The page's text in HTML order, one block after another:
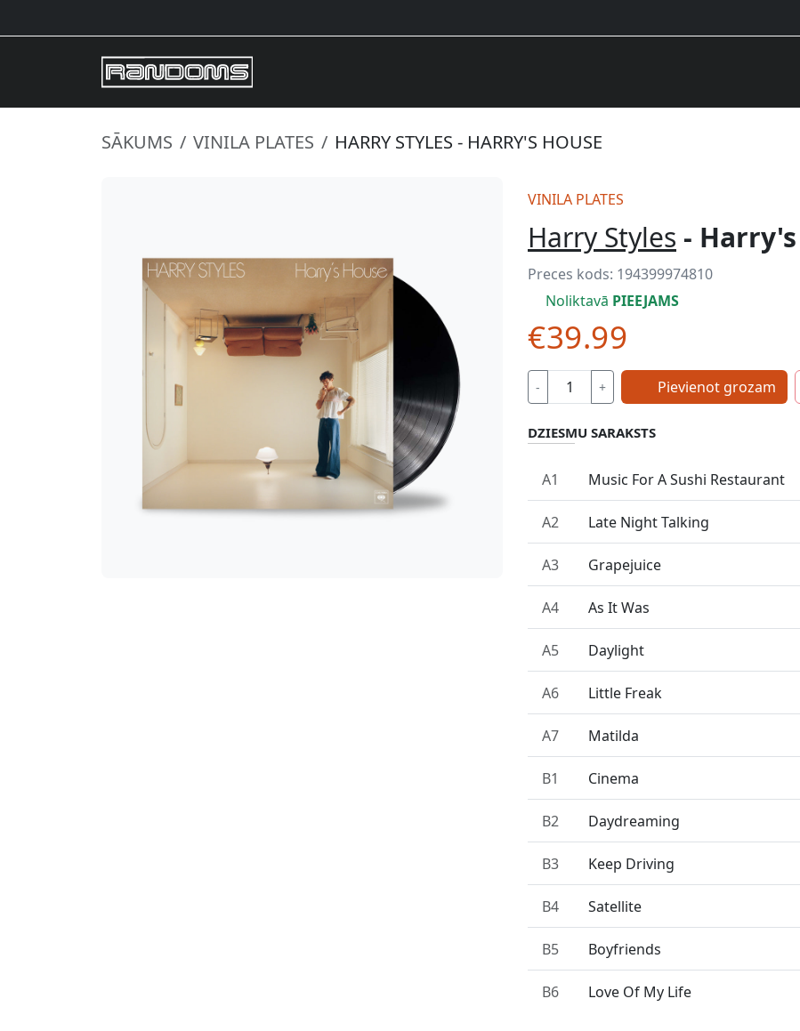
SĀKUMS VINILA PLATES HARRY STYLES - HARRY'S HOUSE
VINILA PLATES
Harry Styles -
Preces kods: 194399974810
Noliktavā PIEEJAMS
€39.99
- + Pievienot grozam
DZIESMU SARAKSTS
A1 Music For A Sushi Restaurant
A2 Late Night Talking
A3 Grapejuice
A4 As It Was
A5 Daylight
A6 Little Freak
A7 Matilda
B1 Cinema
B2 Daydreaming
B3 Keep Driving
B4 Satellite
B5 Boyfriends
B6 Love Of My Life